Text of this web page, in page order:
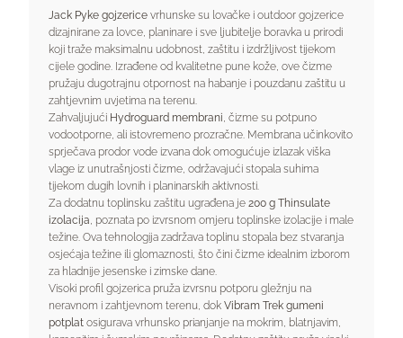
Jack Pyke gojzerice vrhunske su lovačke i outdoor gojzerice
dizajnirane za lovce, planinare i sve ljubitelje boravka u prirodi
koji traže maksimalnu udobnost, zaštitu i izdržljivost tijekom
cijele godine. Izrađene od kvalitetne pune kože, ove čizme
pružaju dugotrajnu otpornost na habanje i pouzdanu zaštitu u
zahtjevnim uvjetima na terenu.
Zahvaljujući Hydroguard membrani , čizme su potpuno
vodootporne, ali istovremeno prozračne. Membrana učinkovito
sprječava prodor vode izvana dok omogućuje izlazak viška
vlage iz unutrašnjosti čizme, održavajući stopala suhima
tijekom dugih lovnih i planinarskih aktivnosti.
Za dodatnu toplinsku zaštitu ugrađena je200 g Thinsulate
izolacija , poznata po izvrsnom omjeru toplinske izolacije i male
težine. Ova tehnologija zadržava toplinu stopala bez stvaranja
osjećaja težine ili glomaznosti, što čini čizme idealnim izborom
za hladnije jesenske i zimske dane.
Visoki profil gojzerica pruža izvrsnu potporu gležnju na
neravnom i zahtjevnom terenu, dokVibram Trek gumeni
potplat osigurava vrhunsko prianjanje na mokrim, blatnjavim,